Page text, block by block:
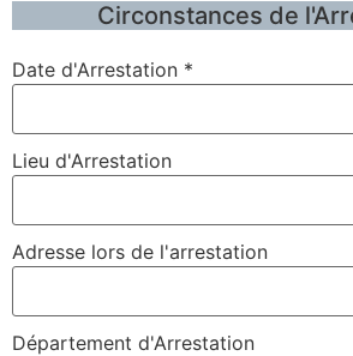
Circonstances de
Date d'Arrestation *
Lieu d'Arrestation
Adresse lors de l'arrestation
Département d'Arrestation